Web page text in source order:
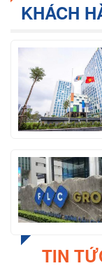
KHÁCH
TIN